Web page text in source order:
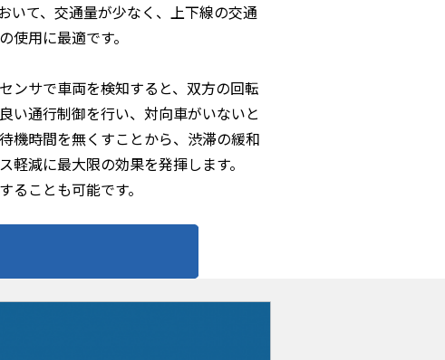
いて、交通量が少なく、上下線の交通
使用に最適です。
ンサで車両を検知すると、双方の回転
い通行制御を行い、対向車がいないと
機時間を無くすことから、渋滞の緩和
軽減に最大限の効果を発揮します。
ることも可能です。